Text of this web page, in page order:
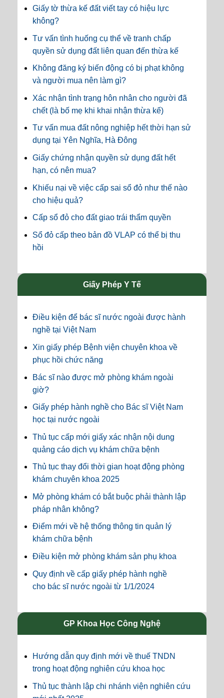
Giấy tờ thừa kế đất viết tay có hiệu lực
không?
Tư vấn tình huống cụ thể về tranh chấp
quyền sử dụng đất liên quan đến thừa kế
Không đăng ký biến động có bị phạt không
và người mua nên làm gì?
Xác nhận tình trạng hôn nhân cho người đã
chết (là bố mẹ khi khai nhận thừa kế)
Tư vấn mua đất nông nghiệp hết thời hạn sử
dụng tại Yên Nghĩa, Hà Đông
Giấy chứng nhận quyền sử dụng đất hết
hạn, có nên mua?
Khiếu nại về việc cấp sai sổ đỏ như thế nào
cho hiệu quả?
Cấp sổ đỏ cho đất giao trái thẩm quyền
Sổ đỏ cấp theo bản đồ VLAP có thể bị thu
hồi
Giấy Phép Y Tế
Điều kiện để bác sĩ nước ngoài được hành
nghề tại Việt Nam
Xin giấy phép Bệnh viện chuyên khoa về
phục hồi chức năng
Bác sĩ nào được mở phòng khám ngoài
giờ?
Giấy phép hành nghề cho Bác sĩ Việt Nam
học tại nước ngoài
Thủ tục cấp mới giấy xác nhận nội dung
quảng cáo dịch vụ khám chữa bệnh
Thủ tục thay đổi thời gian hoạt động phòng
khám chuyên khoa 2025
Mở phòng khám có bắt buộc phải thành lập
pháp nhân không?
Điểm mới về hệ thống thông tin quản lý
khám chữa bệnh
Điều kiện mở phòng khám sản phụ khoa
Quy định về cấp giấy phép hành nghề
cho bác sĩ nước ngoài từ 1/1/2024
GP Khoa Học Công Nghệ
Hướng dẫn quy định mới về thuế TNDN
trong hoạt động nghiên cứu khoa học
Thủ tục thành lập chi nhánh viện nghiên cứu